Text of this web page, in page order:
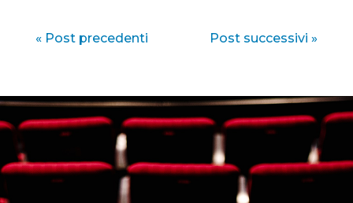
« Post precedenti Post successivi »